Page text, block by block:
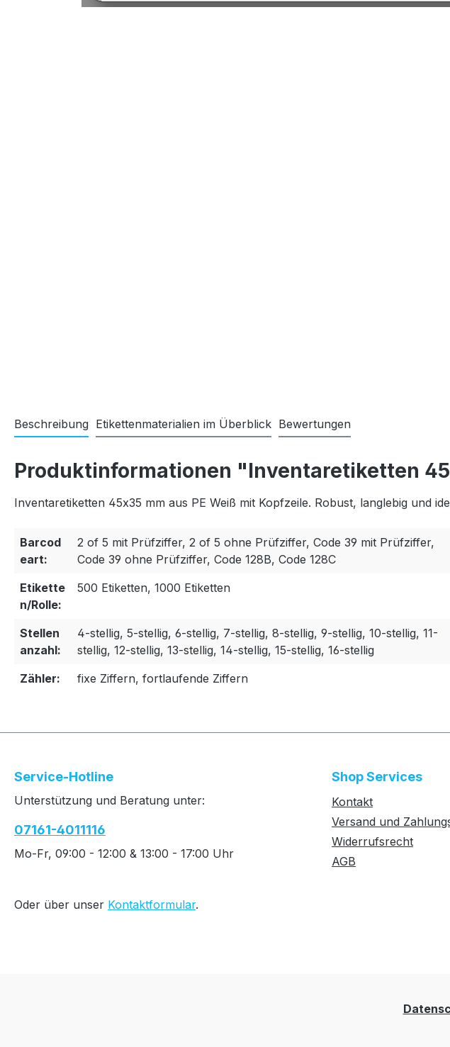
Beschreibung Etikettenmaterialien im Überblick Bewertungen
Produktinformationen "Inventaretiketten
Inventaretiketten 45x35 mm aus PE Weiß mit Kopfzeile. Robust, langlebig und
Barcod
eart:
2 of 5 mit Prüfziffer, 2 of 5 ohne Prüfziffer, Code 39 mit Prüfziffer,
Code 39 ohne Prüfziffer, Code 128B, Code 128C
Etikette
n/Rolle:
500 Etiketten, 1000 Etiketten
Stellen
anzahl:
4-stellig, 5-stellig, 6-stellig, 7-stellig, 8-stellig, 9-stellig, 10-stellig, 11-
stellig, 12-stellig, 13-stellig, 14-stellig, 15-stellig, 16-stellig
Zähler:
fixe Ziffern, fortlaufende Ziffern
Service-Hotline
Unterstützung und Beratung unter:
07161-4011116
Mo-Fr, 09:00 - 12:00 & 13:00 - 17:00 Uhr
Oder über unser Kontaktformular.
Shop Services
Kontakt
Versand und
Widerrufsrecht
AGB